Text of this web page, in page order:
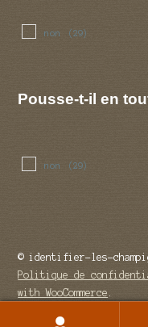
non (29)
Pousse-t-il en
non (29)
© identifier-les-
Politique de
with WooCommerce